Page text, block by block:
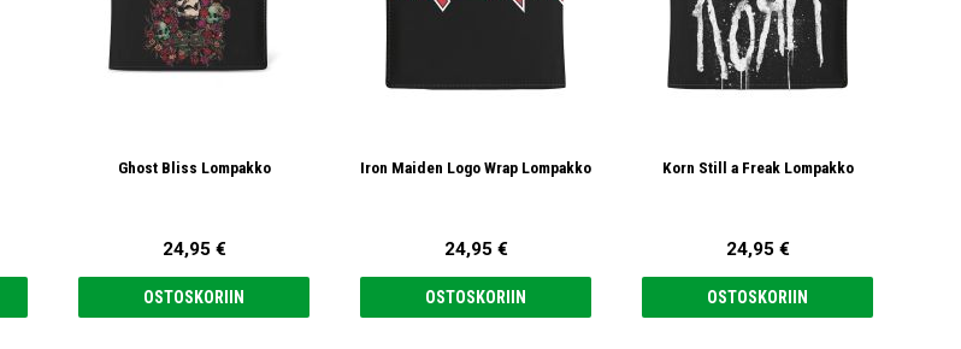
Ghost Bliss Lompakko
24,95 €
OSTOSKORIIN
Iron Maiden Logo Wrap Lompakko
24,95 €
OSTOSKORIIN
Korn Still a Freak Lompakko
24,95 €
OSTOSKORIIN